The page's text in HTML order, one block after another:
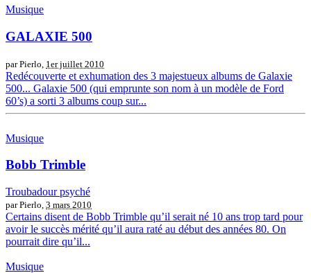
Musique
GALAXIE 500
par Pierlo, 1er juillet 2010
Redécouverte et exhumation des 3 majestueux albums de Galaxie
500... Galaxie 500 (qui emprunte son nom à un modèle de Ford
60’s) a sorti 3 albums coup sur...
Musique
Bobb Trimble
Troubadour psyché
par Pierlo, 3 mars 2010
Certains disent de Bobb Trimble qu’il serait né 10 ans trop tard pour
avoir le succès mérité qu’il aura raté au début des années 80. On
pourrait dire qu’il...
Musique